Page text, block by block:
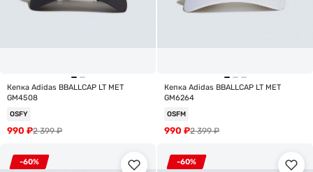
Кепка Adidas BBALLCAP LT MET
GM4508
OSFY
2 399₽
990 ₽
Кепка Adidas BBALLCAP LT MET
GM6264
OSFM
2 399₽
990 ₽
-60% -60%